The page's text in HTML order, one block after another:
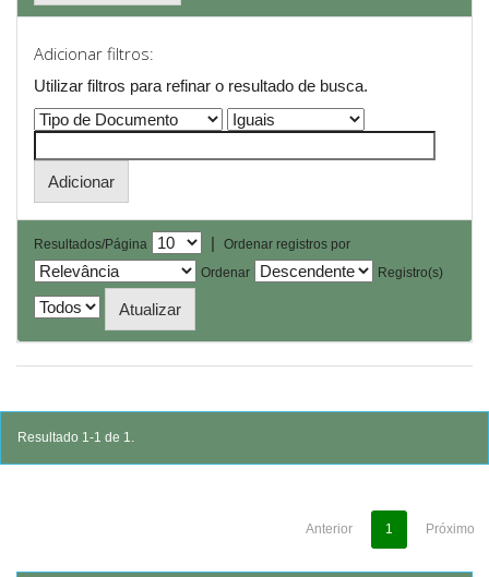
Adicionar filtros:
Utilizar filtros para refinar o resultado de busca.
Resultados/Página |
Ordenar registros por
Ordenar
Registro(s)
Resultado 1-1 de 1.
Anterior 1 Próximo